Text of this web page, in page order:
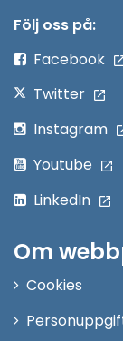
Följ oss på:
Facebook
Twitter
Instagram
Youtube
LinkedIn
Om
Cookies